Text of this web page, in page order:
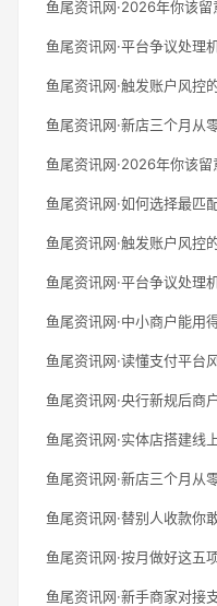
鱼尾资讯网·2026年你该
鱼尾资讯网·平台争议处
鱼尾资讯网·触发账户风
鱼尾资讯网·新店三个月
鱼尾资讯网·2026年你该
鱼尾资讯网·如何选择最匹
鱼尾资讯网·触发账户风控
鱼尾资讯网·平台争议处理
鱼尾资讯网·中小商户能用
鱼尾资讯网·读懂支付平台
鱼尾资讯网·央行新规后商
鱼尾资讯网·实体店搭建线
鱼尾资讯网·新店三个月从
鱼尾资讯网·替别人收款你
鱼尾资讯网·按月做好这五
鱼尾资讯网·新手商家对接